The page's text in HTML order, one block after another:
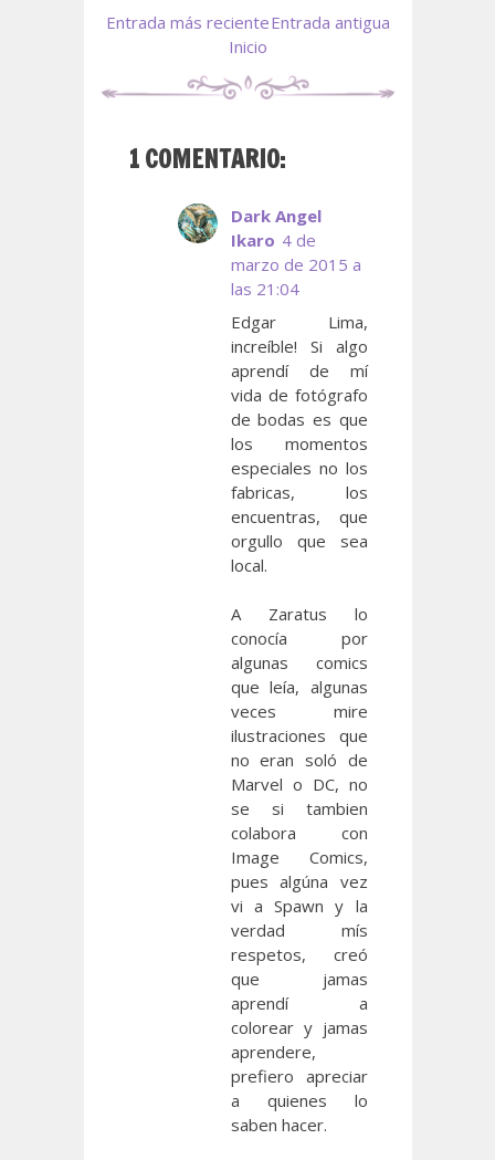
Entrada más recienteEntrada antigua
Inicio
1 COMENTARIO:
Dark Angel
Ikaro 4 de
marzo de 2015 a
las 21:04
Edgar Lima,
increíble! Si algo
aprendí de mí
vida de fotógrafo
de bodas es que
los momentos
especiales no los
fabricas, los
encuentras, que
orgullo que sea
local.
A Zaratus lo
conocía por
algunas comics
que leía, algunas
veces mire
ilustraciones que
no eran soló de
Marvel o DC, no
se si tambien
colabora con
Image Comics,
pues algúna vez
vi a Spawn y la
verdad mís
respetos, creó
que jamas
aprendí a
colorear y jamas
aprendere,
prefiero apreciar
a quienes lo
saben hacer.